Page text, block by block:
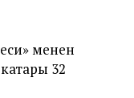
менен
32